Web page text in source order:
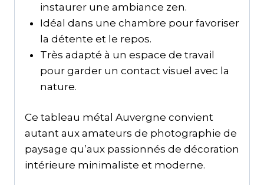
instaurer une ambiance zen.
Idéal dans une chambre pour favoriser
la détente et le repos.
Très adapté à un espace de travail
pour garder un contact visuel avec la
nature.
Ce tableau métal Auvergne convient
autant aux amateurs de photographie de
paysage qu’aux passionnés de décoration
intérieure minimaliste et moderne.